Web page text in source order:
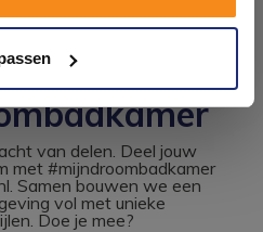
van delen. Deel jouw
met #mijndroombadkamer
Samen bouwen we een
vol met unieke
Doe je mee?
zelf het verschil!